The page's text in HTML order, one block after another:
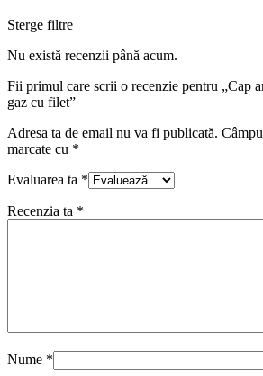
Sterge filtre
Nu există recenzii până acum.
Fii primul care scrii o recenzie pentru „Cap
gaz cu filet”
Adresa ta de email nu va fi publicată.
marcate cu *
Evaluarea ta *
Recenzia ta *
Nume *